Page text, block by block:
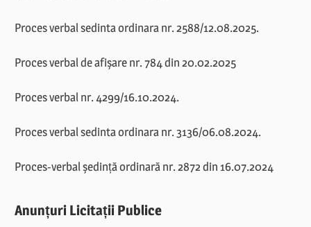
Proces verbal sedinta ordinara nr. 2588/12.08.2025.
Proces verbal de afișare nr. 784 din 20.02.2025
Proces verbal nr. 4299/16.10.2024.
Proces verbal sedinta ordinara nr. 3136/06.08.2024.
Proces-verbal ședință ordinară nr. 2872 din 16.07.2024
Anunțuri Licitații Publice